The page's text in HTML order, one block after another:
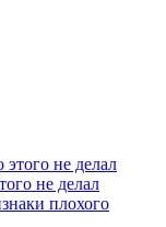
не делал